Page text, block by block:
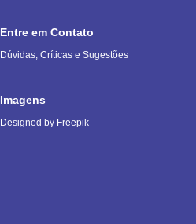
Entre em Contato
Dúvidas, Críticas e Sugestões
Imagens
Designed by Freepik